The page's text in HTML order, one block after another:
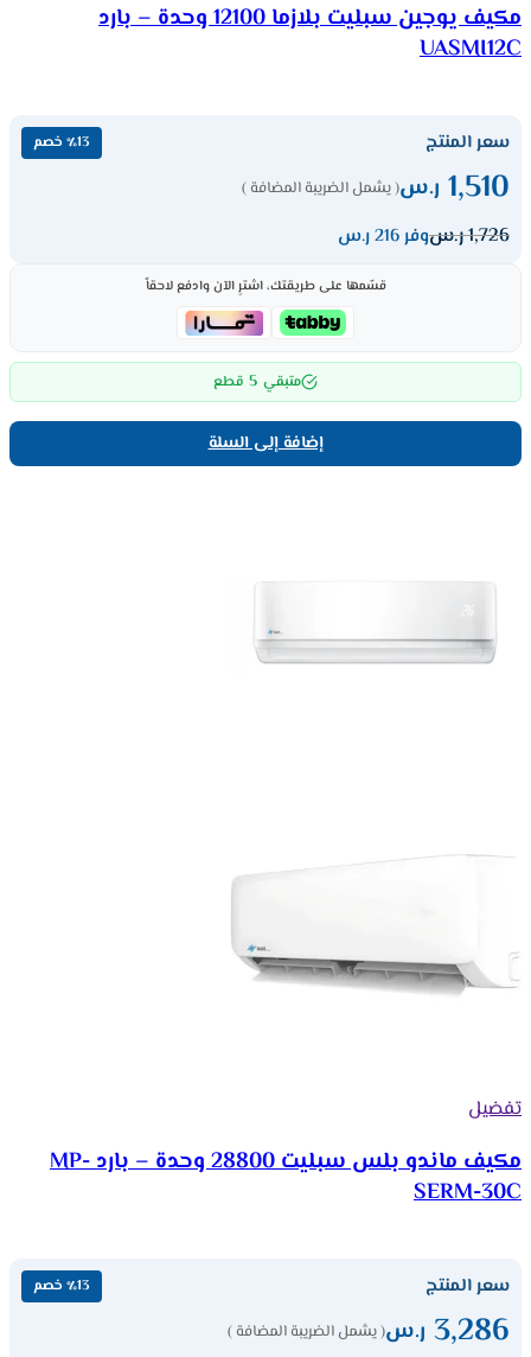
مكيف يوجين سبليت بلازما 12100 وحدة – بارد
UASMI12C
سعر المنتج ٪13 خصم
1,510 ر.س( يشمل الضريبة المضافة )
1,726ر.سوفر 216 ر.س
قسّمها على طريقتك، اشترِ الآن وادفع لاحقاً
متبقي 5 قطع
إضافة إلى السلة
تفضيل
مكيف ماندو بلس سبليت 28800 وحدة – بارد MP-
SERM-30C
سعر المنتج ٪13 خصم
3,286 ر.س( يشمل الضريبة المضافة )